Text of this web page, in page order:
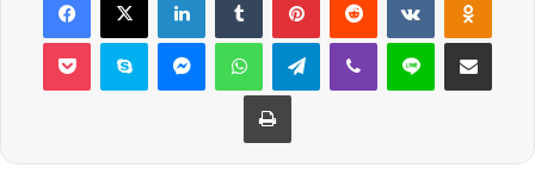
Pocket Skype MessengerWhatsAppTelegramViber Line E-Posta ile
Yazdır